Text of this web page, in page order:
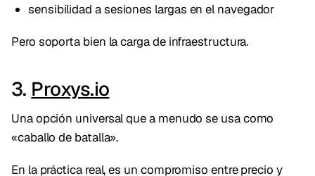
sensibilidad a sesiones largas en el navegador
Pero soporta bien la carga de infraestructura.
3. Proxys.io
Una opción universal que a menudo se usa como
«caballo de batalla».
En la práctica real, es un compromiso entre precio y